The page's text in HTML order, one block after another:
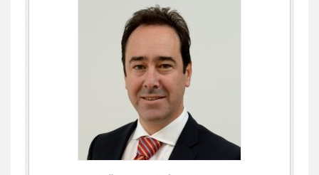
0505555110
עו"ד יצחק איצקוביץ'
פשיעה חמורה צווארון לבן
0526655833
עו"ד אורנת קמרון
תעבורה עורכי דין לענייני אסירים
משפחה נוער